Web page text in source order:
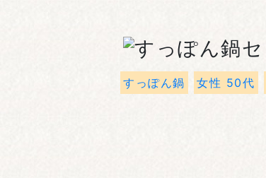
すっぽん鍋 女性 50代